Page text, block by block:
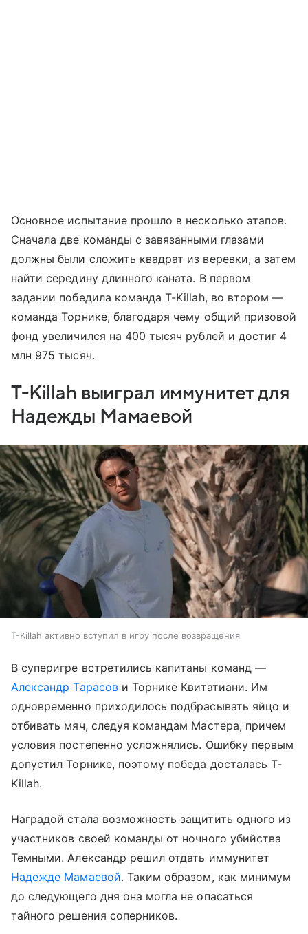
Основное испытание прошло в несколько этапов.
Сначала две команды с завязанными глазами
должны были сложить квадрат из веревки, а затем
найти середину длинного каната. В первом
задании победила команда T-Killah, во втором —
команда Торнике, благодаря чему общий призовой
фонд увеличился на 400 тысяч рублей и достиг 4
млн 975 тысяч.
T-Killah выиграл иммунитет для
Надежды Мамаевой
T-Killah активно вступил в игру после возвращения
В суперигре встретились капитаны команд —
Александр Тарасови Торнике Квитатиани. Им
одновременно приходилось подбрасывать яйцо и
отбивать мяч, следуя командам Мастера, причем
условия постепенно усложнялись. Ошибку первым
допустил Торнике, поэтому победа досталась T-
Killah.
Наградой стала возможность защитить одного из
участников своей команды от ночного убийства
Темными. Александр решил отдать иммунитет
Надежде Мамаевой. Таким образом, как минимум
до следующего дня она могла не опасаться
тайного решения соперников.